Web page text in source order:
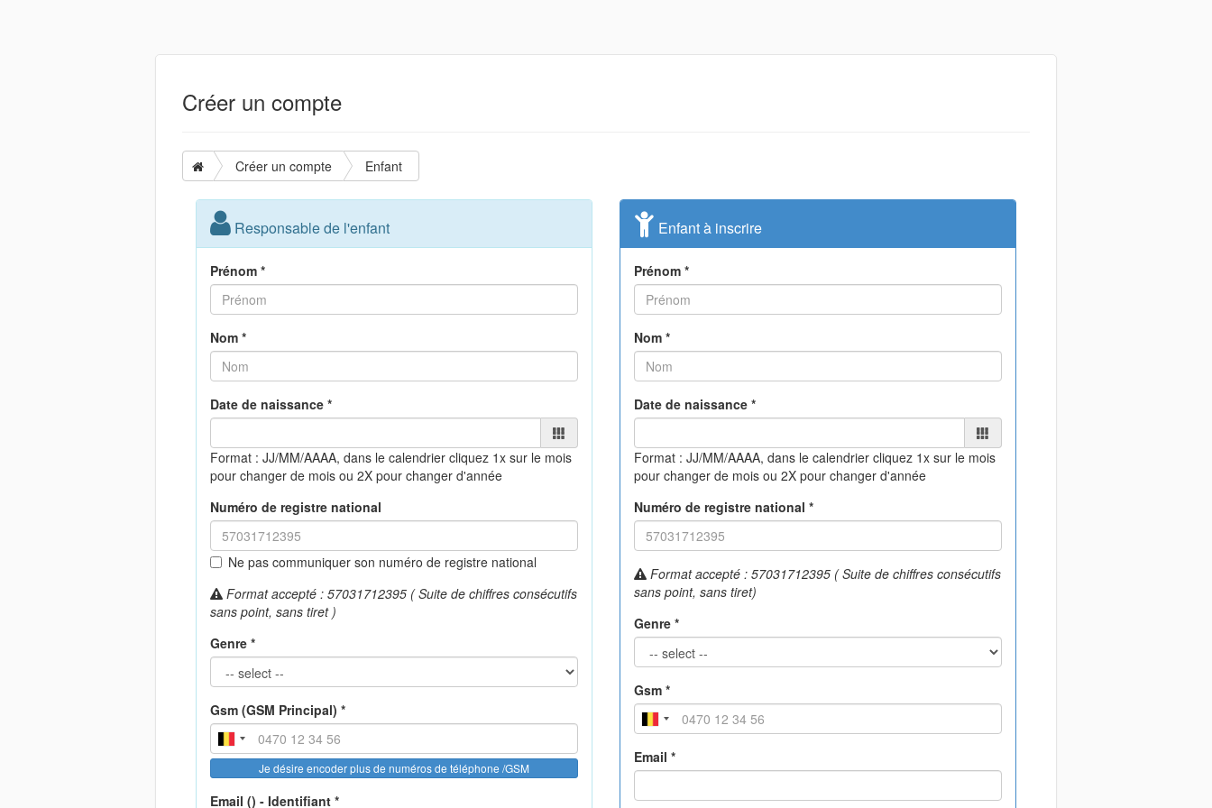
Créer un compte
Créer un compte Enfant
Responsable de l'enfant
Prénom *
Nom *
Date de naissance *
Format : JJ/MM/AAAA, dans le calendrier cliquez 1x sur le mois
pour changer de mois ou 2X pour changer d'année
Numéro de registre national
Ne pas communiquer son numéro de registre national
Format accepté : 57031712395 ( Suite de chiffres consécutifs
sans point, sans tiret )
Genre *
Gsm (GSM Principal) *
Je désire encoder plus de numéros de téléphone /GSM
Email () - Identifiant *
Enfant à inscrire
Prénom *
Nom *
Date de naissance *
Format : JJ/MM/AAAA, dans le calendrier cliquez 1x sur le mois
pour changer de mois ou 2X pour changer d'année
Numéro de registre national *
Format accepté : 57031712395 ( Suite de chiffres consécutifs
sans point, sans tiret)
Genre *
Gsm *
Email *